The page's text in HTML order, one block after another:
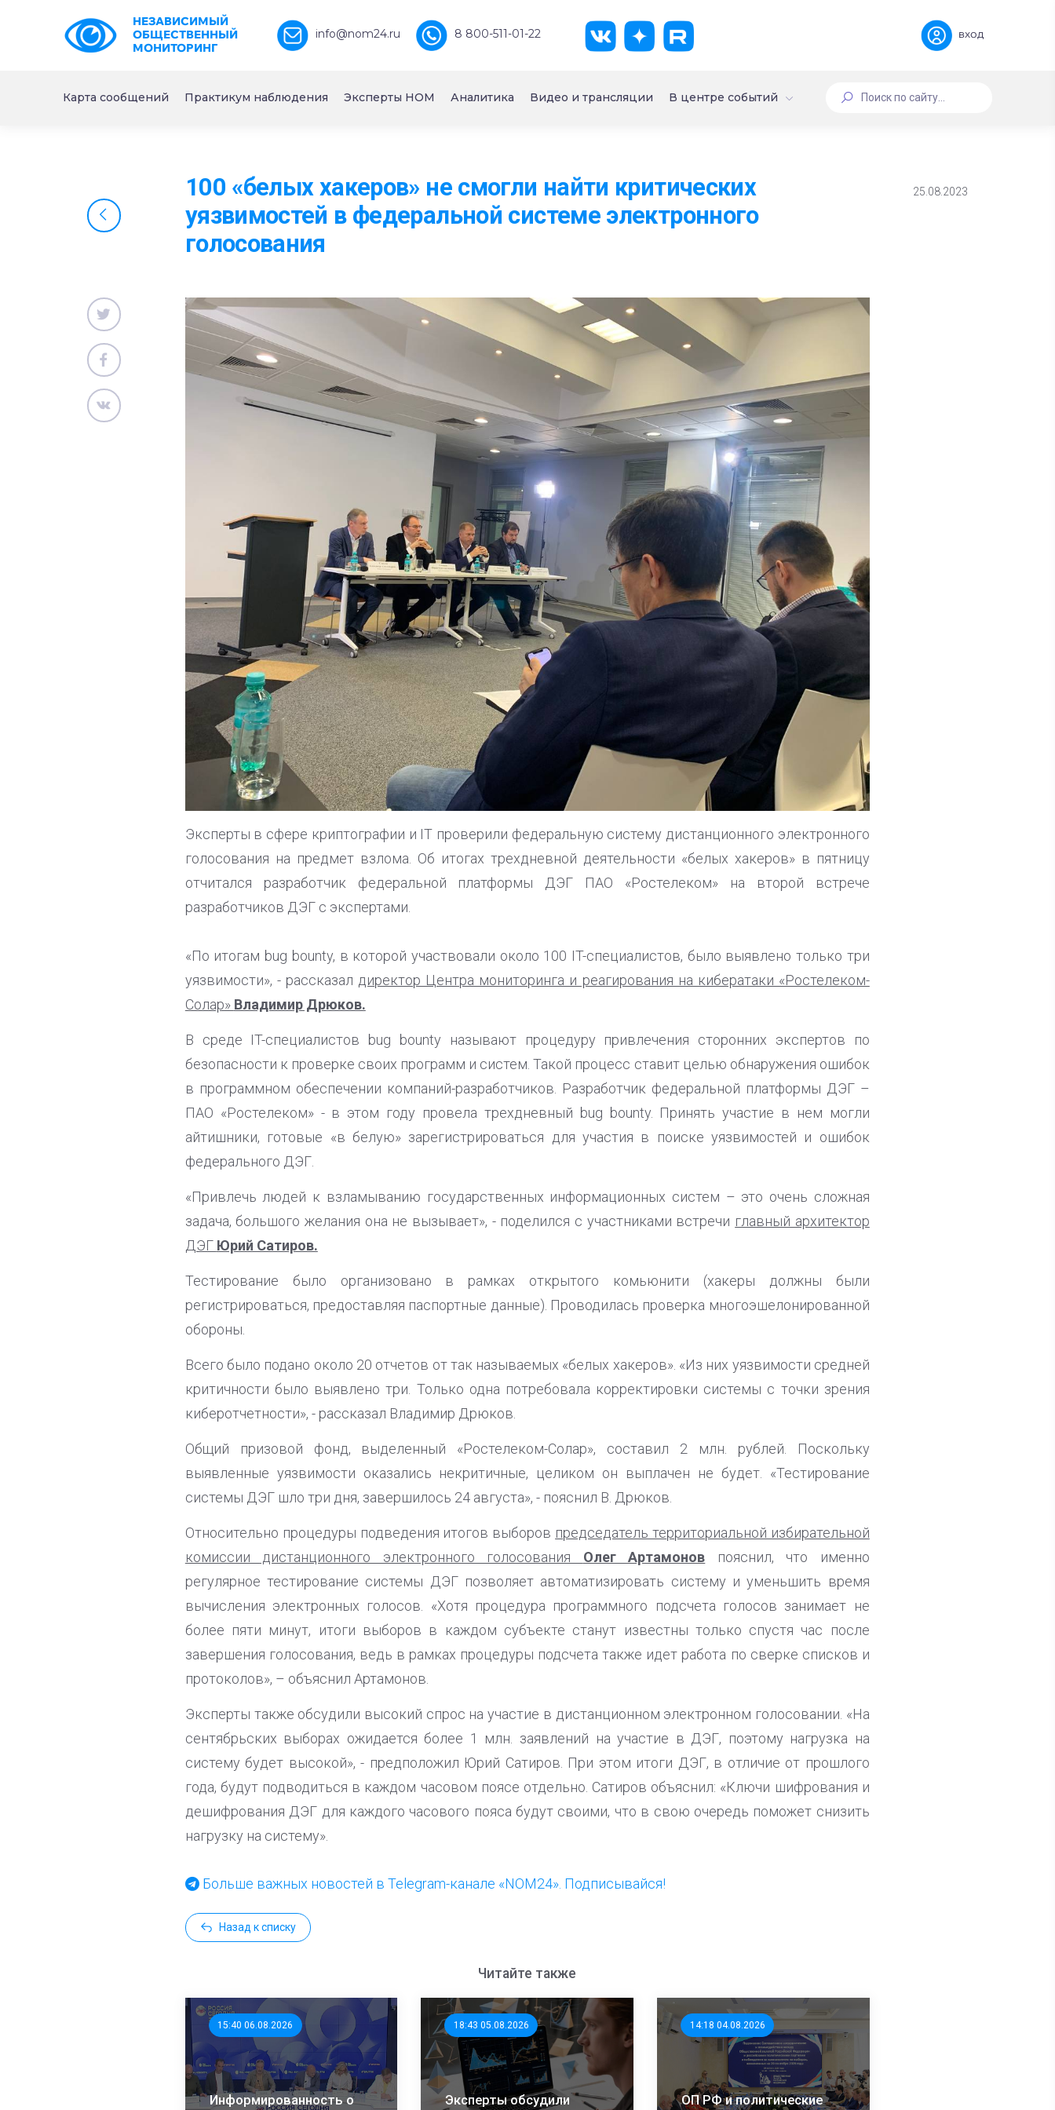
НЕЗАВИСИМЫЙ
ОБЩЕСТВЕННЫЙ
МОНИТОРИНГ
info@nom24.ru 8 800-511-01-22 вход
Карта сообщений Практикум наблюдения Эксперты НОМ Аналитика Видео и трансляции В центре событий
100 «белых хакеров» не смогли найти критических
уязвимостей в федеральной системе электронного
голосования
25.08.2023
Эксперты в сфере криптографии и IT проверили федеральную систему дистанционного электронного
голосования на предмет взлома. Об итогах трехдневной деятельности «белых хакеров» в пятницу
отчитался разработчик федеральной платформы ДЭГ ПАО «Ростелеком» на второй встрече
разработчиков ДЭГ с экспертами.
«По итогам bug bounty, в которой участвовали около 100 IT-специалистов, было выявлено только три
уязвимости», - рассказал директор Центра мониторинга и реагирования на кибератаки «Ростелеком-
Солар» Владимир Дрюков.
В среде IT-специалистов bug bounty называют процедуру привлечения сторонних экспертов по
безопасности к проверке своих программ и систем. Такой процесс ставит целью обнаружения ошибок
в программном обеспечении компаний-разработчиков. Разработчик федеральной платформы ДЭГ –
ПАО «Ростелеком» - в этом году провела трехдневный bug bounty. Принять участие в нем могли
айтишники, готовые «в белую» зарегистрироваться для участия в поиске уязвимостей и ошибок
федерального ДЭГ.
«Привлечь людей к взламыванию государственных информационных систем – это очень сложная
задача, большого желания она не вызывает», - поделился с участниками встречи главный архитектор
ДЭГ Юрий Сатиров.
Тестирование было организовано в рамках открытого комьюнити (хакеры должны были
регистрироваться, предоставляя паспортные данные). Проводилась проверка многоэшелонированной
обороны.
Всего было подано около 20 отчетов от так называемых «белых хакеров». «Из них уязвимости средней
критичности было выявлено три. Только одна потребовала корректировки системы с точки зрения
киберотчетности», - рассказал Владимир Дрюков.
Общий призовой фонд, выделенный «Ростелеком-Солар», составил 2 млн. рублей. Поскольку
выявленные уязвимости оказались некритичные, целиком он выплачен не будет. «Тестирование
системы ДЭГ шло три дня, завершилось 24 августа», - пояснил В. Дрюков.
Относительно процедуры подведения итогов выборов председатель территориальной избирательной
комиссии дистанционного электронного голосования Олег Артамонов
пояснил, что именно
регулярное тестирование системы ДЭГ позволяет автоматизировать систему и уменьшить время
вычисления электронных голосов. «Хотя процедура программного подсчета голосов занимает не
более пяти минут, итоги выборов в каждом субъекте станут известны только спустя час после
завершения голосования, ведь в рамках процедуры подсчета также идет работа по сверке списков и
протоколов», – объяснил Артамонов.
Эксперты также обсудили высокий спрос на участие в дистанционном электронном голосовании. «На
сентябрьских выборах ожидается более 1 млн. заявлений на участие в ДЭГ, поэтому нагрузка на
систему будет высокой», - предположил Юрий Сатиров. При этом итоги ДЭГ, в отличие от прошлого
года, будут подводиться в каждом часовом поясе отдельно. Сатиров объяснил: «Ключи шифрования и
дешифрования ДЭГ для каждого часового пояса будут своими, что в свою очередь поможет снизить
нагрузку на систему».
Больше важных новостей в Telegram-канале «NOM24». Подписывайся!
Назад к списку
Читайте также
15:40 06.08.2026
Информированность о
18:43 05.08.2026
Эксперты обсудили
14:18 04.08.2026
ОП РФ и политические